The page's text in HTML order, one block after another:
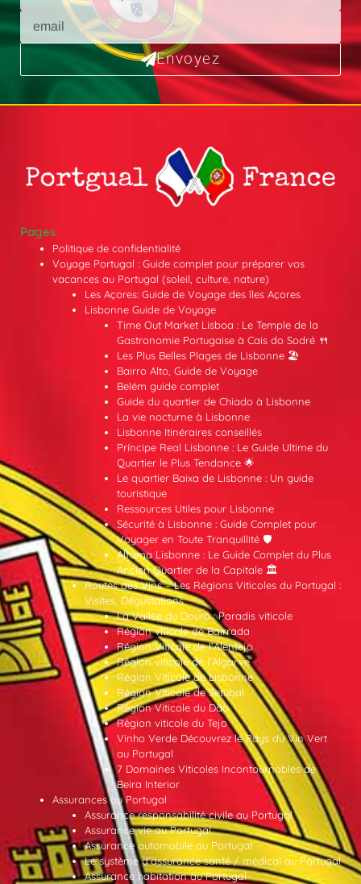
Envoyez
Pages
Politique de confidentialité
Voyage Portugal : Guide complet pour préparer vos
vacances au Portugal (soleil, culture, nature)
Les Açores: Guide de Voyage des îles Açores
Lisbonne Guide de Voyage
Time Out Market Lisboa : Le Temple de la
Gastronomie Portugaise à Cais do Sodré 🍴
Les Plus Belles Plages de Lisbonne 🏖️
Bairro Alto, Guide de Voyage
Belém guide complet
Guide du quartier de Chiado à Lisbonne
La vie nocturne à Lisbonne
Lisbonne Itinéraires conseillés
Príncipe Real Lisbonne : Le Guide Ultime du
Quartier le Plus Tendance 🌟
Le quartier Baixa de Lisbonne : Un guide
touristique
Ressources Utiles pour Lisbonne
Sécurité à Lisbonne : Guide Complet pour
Voyager en Toute Tranquillité 🛡️
Alfama Lisbonne : Le Guide Complet du Plus
Ancien Quartier de la Capitale 🏛️
Routes des Vins – Les Régions Viticoles du Portugal :
Visites, Dégustations
La Vallée du Douro : Paradis viticole
Région viticole de Bairrada
Région Viticole de l’Alentejo
Région viticole de l’Algarve
Région Viticole de Lisbonne
Région Viticole de Setúbal
Région Viticole du Dão
Région viticole du Tejo
Vinho Verde Découvrez le Pays du Vin Vert
au Portugal
7 Domaines Viticoles Incontournables de
Beira Interior
Assurances au Portugal
Assurance responsabilité civile au Portugal
Assurance vie au Portugal
Assurance automobile au Portugal
Le système d’assurance santé / médical au Portugal
Assurance habitation au Portugal